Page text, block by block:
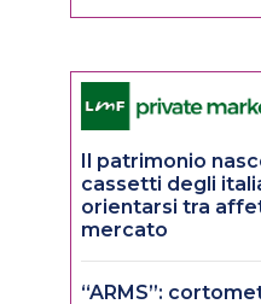
Il patrimonio
cassetti degli
orientarsi tra
mercato
“ARMS”: